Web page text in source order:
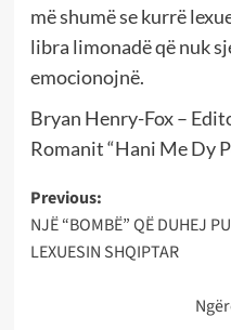
më shumë se kurrë
libra limonadë që nuk
emocionojnë.
Bryan Henry-Fox –
Romanit “Hani Me Dy
Post
navigation
Previous:
NJË “BOMBË” QË DUHEJ
LEXUESIN SHQIPTAR